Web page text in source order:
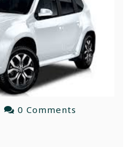
0 Comments